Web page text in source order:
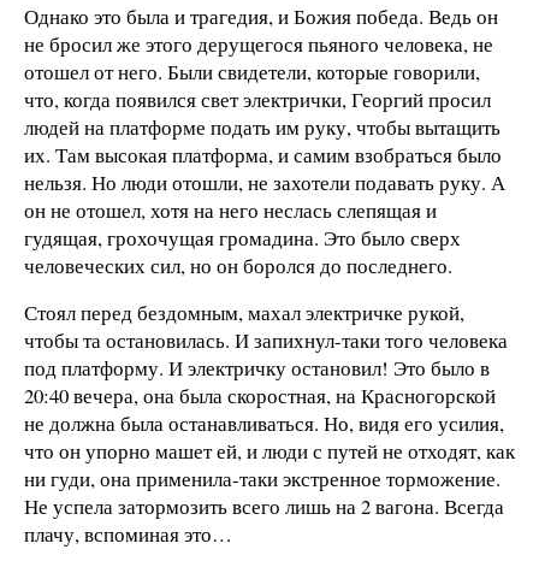
Однако это была и трагедия, и Божия победа. Ведь он
не бросил же этого дерущегося пьяного человека, не
отошел от него. Были свидетели, которые говорили,
что, когда появился свет электрички, Георгий просил
людей на платформе подать им руку, чтобы вытащить
их. Там высокая платформа, и самим взобраться было
нельзя. Но люди отошли, не захотели подавать руку. А
он не отошел, хотя на него неслась слепящая и
гудящая, грохочущая громадина. Это было сверх
человеческих сил, но он боролся до последнего.
Стоял перед бездомным, махал электричке рукой,
чтобы та остановилась. И запихнул-таки того человека
под платформу. И электричку остановил! Это было в
20:40 вечера, она была скоростная, на Красногорской
не должна была останавливаться. Но, видя его усилия,
что он упорно машет ей, и люди с путей не отходят, как
ни гуди, она применила-таки экстренное торможение.
Не успела затормозить всего лишь на 2 вагона. Всегда
плачу, вспоминая это…